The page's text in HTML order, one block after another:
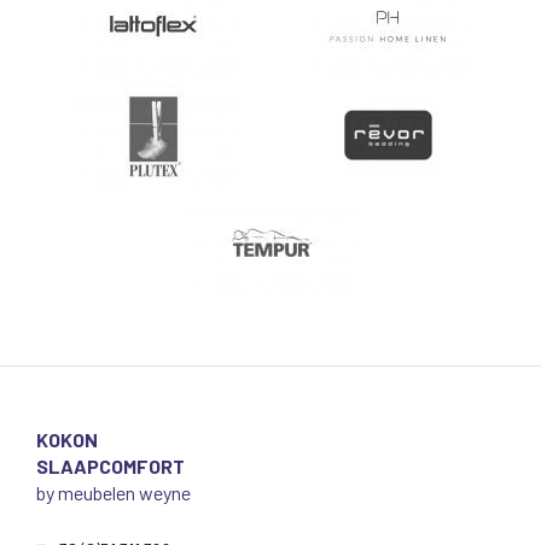
KOKON
SLAAPCOMFORT
by meubelen weyne